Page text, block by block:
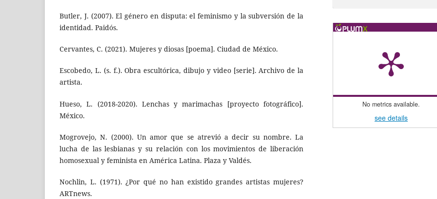
Butler, J. (2007). El género en disputa: el feminismo y la subversión de la
identidad. Paidós.
Cervantes, C. (2021). Mujeres y diosas [poema]. Ciudad de México.
Escobedo, L. (s. f.). Obra escultórica, dibujo y video [serie]. Archivo de la
artista.
Hueso, L. (2018-2020). Lenchas y marimachas [proyecto fotográfico].
México.
Mogrovejo, N. (2000). Un amor que se atrevió a decir su nom­bre. La
lucha de las lesbianas y su relación con los movimientos de liberación
homosexual y feminista en América Latina. Plaza y Valdés.
Nochlin, L. (1971). ¿Por qué no han existido grandes artistas mujeres?
ARTnews.
No metrics available.
see details